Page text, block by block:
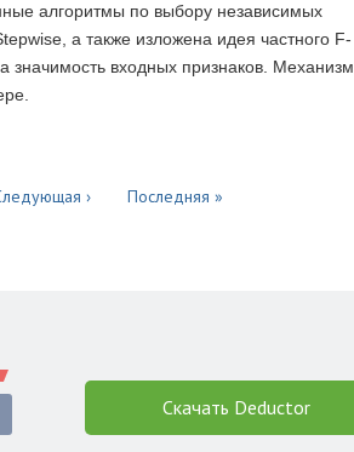
алгоритмы по выбору независимых
а также изложена идея частного F-
значимость входных признаков. Механизм
› Последняя »
Скачать Deductor